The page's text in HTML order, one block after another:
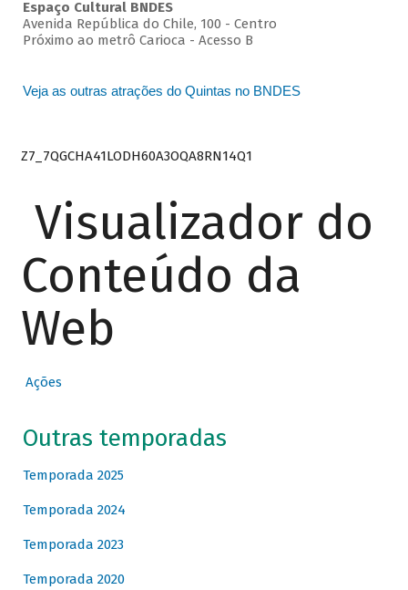
Espaço Cultural BNDES
Avenida República do Chile, 100 - Centro
Próximo ao metrô Carioca - Acesso B
Veja as outras atrações do Quintas no BNDES
Z7_7QGCHA41LODH60A3OQA8RN14Q1
Visualizador do
Conteúdo da
Web
Ações
Outras temporadas
Temporada 2025
Temporada 2024
Temporada 2023
Temporada 2020